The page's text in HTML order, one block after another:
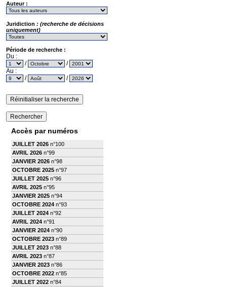
Auteur :
Juridiction : (recherche de décisions
uniquement)
Période de recherche :
Du :
/
/
Au :
/
/
Accès par numéros
JUILLET 2026 n°100
AVRIL 2026 n°99
JANVIER 2026 n°98
OCTOBRE 2025 n°97
JUILLET 2025 n°96
AVRIL 2025 n°95
JANVIER 2025 n°94
OCTOBRE 2024 n°93
JUILLET 2024 n°92
AVRIL 2024 n°91
JANVIER 2024 n°90
OCTOBRE 2023 n°89
JUILLET 2023 n°88
AVRIL 2023 n°87
JANVIER 2023 n°86
OCTOBRE 2022 n°85
JUILLET 2022 n°84